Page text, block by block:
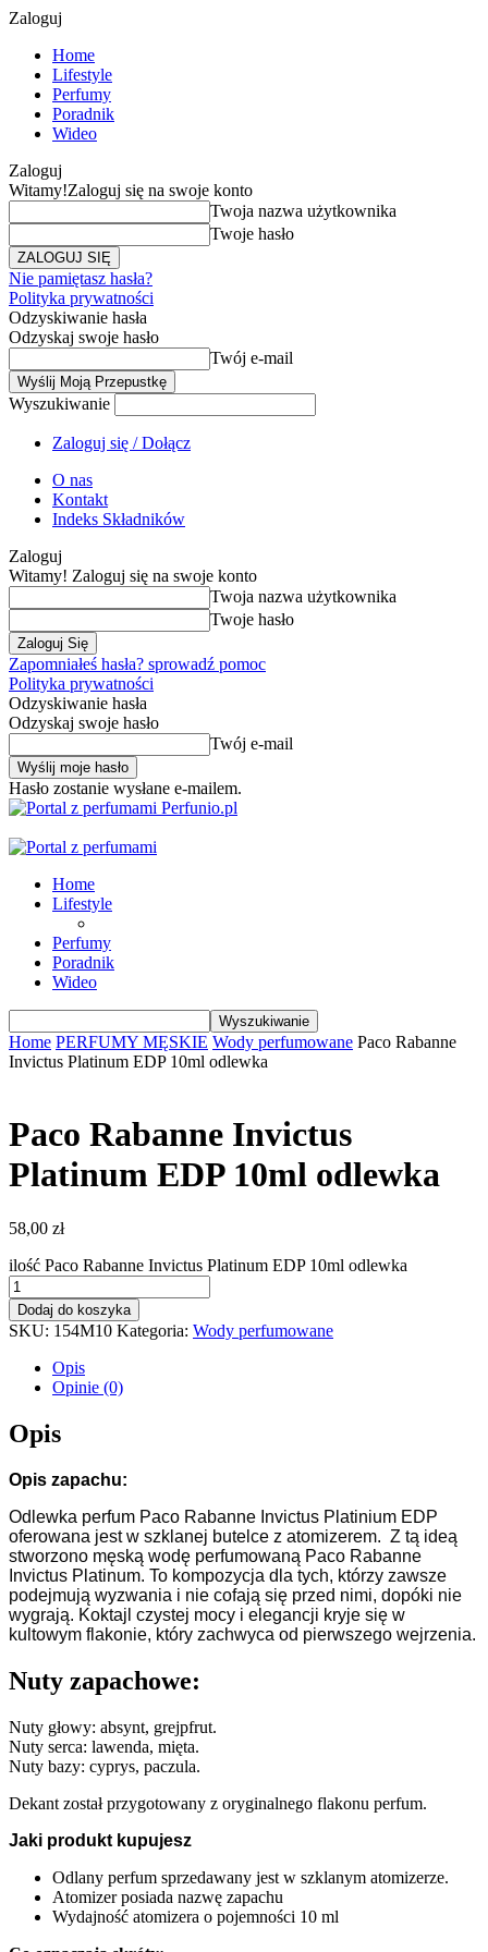
Zaloguj
Home
Lifestyle
Perfumy
Poradnik
Wideo
Zaloguj
Witamy!Zaloguj się na swoje konto
Twoja nazwa użytkownika
Twoje hasło
Nie pamiętasz hasła?
Polityka prywatności
Odzyskiwanie hasła
Odzyskaj swoje hasło
Twój e-mail
Wyszukiwanie
Zaloguj się / Dołącz
O nas
Kontakt
Indeks Składników
Zaloguj
Witamy! Zaloguj się na swoje konto
Twoja nazwa użytkownika
Twoje hasło
Zapomniałeś hasła? sprowadź pomoc
Polityka prywatności
Odzyskiwanie hasła
Odzyskaj swoje hasło
Twój e-mail
Hasło zostanie wysłane e-mailem.
Perfunio.pl
Home
Lifestyle
Perfumy
Poradnik
Wideo
Home PERFUMY MĘSKIE Wody perfumowane Paco Rabanne
Invictus Platinum EDP 10ml odlewka
Paco Rabanne Invictus
Platinum EDP 10ml odlewka
58,00 zł
ilość Paco Rabanne Invictus Platinum EDP 10ml odlewka
Dodaj do koszyka
SKU: 154M10 Kategoria: Wody perfumowane
Opis
Opinie (0)
Opis
Opis zapachu:
Odlewka perfum Paco Rabanne Invictus Platinium EDP
oferowana jest w szklanej butelce z atomizerem. Z tą ideą
stworzono męską wodę perfumowaną Paco Rabanne
Invictus Platinum. To kompozycja dla tych, którzy zawsze
podejmują wyzwania i nie cofają się przed nimi, dopóki nie
wygrają. Koktajl czystej mocy i elegancji kryje się w
kultowym flakonie, który zachwyca od pierwszego wejrzenia.
Nuty zapachowe:
Nuty głowy: absynt, grejpfrut.
Nuty serca: lawenda, mięta.
Nuty bazy: cyprys, paczula.
Dekant został przygotowany z oryginalnego flakonu perfum.
Jaki produkt kupujesz
Odlany perfum sprzedawany jest w szklanym atomizerze.
Atomizer posiada nazwę zapachu
Wydajność atomizera o pojemności 10 ml